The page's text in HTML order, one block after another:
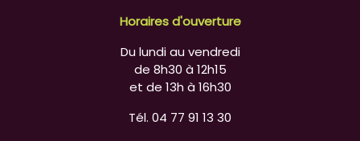
Horaires d'ouverture
Du lundi au vendredi
de 8h30 à 12h15
et de 13h à 16h30
Tél. 04 77 91 13 30